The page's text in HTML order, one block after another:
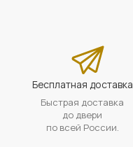
Бесплатная доставка
Быстрая доставка
до двери
по всей России.